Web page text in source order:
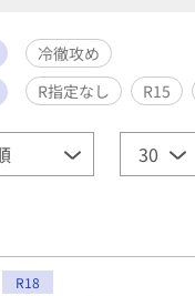
冷徹攻め
R指定なし R15
R18